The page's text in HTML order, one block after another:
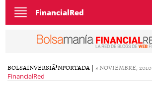
Toggle
navigation
FinancialRed
BOLSAINVERSIÃ³NPORTADA | 3 NOVIEMBRE, 2010
FinancialRed